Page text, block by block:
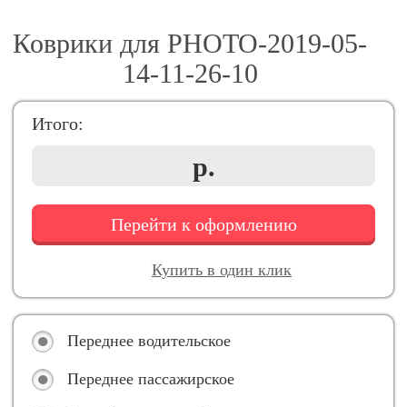
Коврики для PHOTO-2019-05-
14-11-26-10
Итого:
р.
Перейти к оформлению
Купить в один клик
Переднее водительское
Переднее пассажирское